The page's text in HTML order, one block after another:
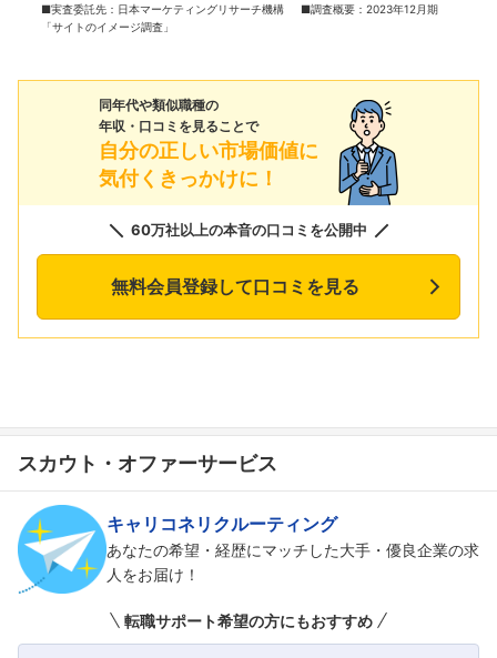
■実査委託先：日本マーケティングリサーチ機構 ■調査概要：2023年12月期
「サイトのイメージ調査」
同年代や類似職種の
年収・口コミを見ることで
自分の正しい市場価値に
気付くきっかけに！
60万社以上の本音の口コミを公開中
無料会員登録して口コミを見る
スカウト・オファーサービス
キャリコネリクルーティング
あなたの希望・経歴にマッチした大手・優良企業の求
人をお届け！
転職サポート希望の方にもおすすめ